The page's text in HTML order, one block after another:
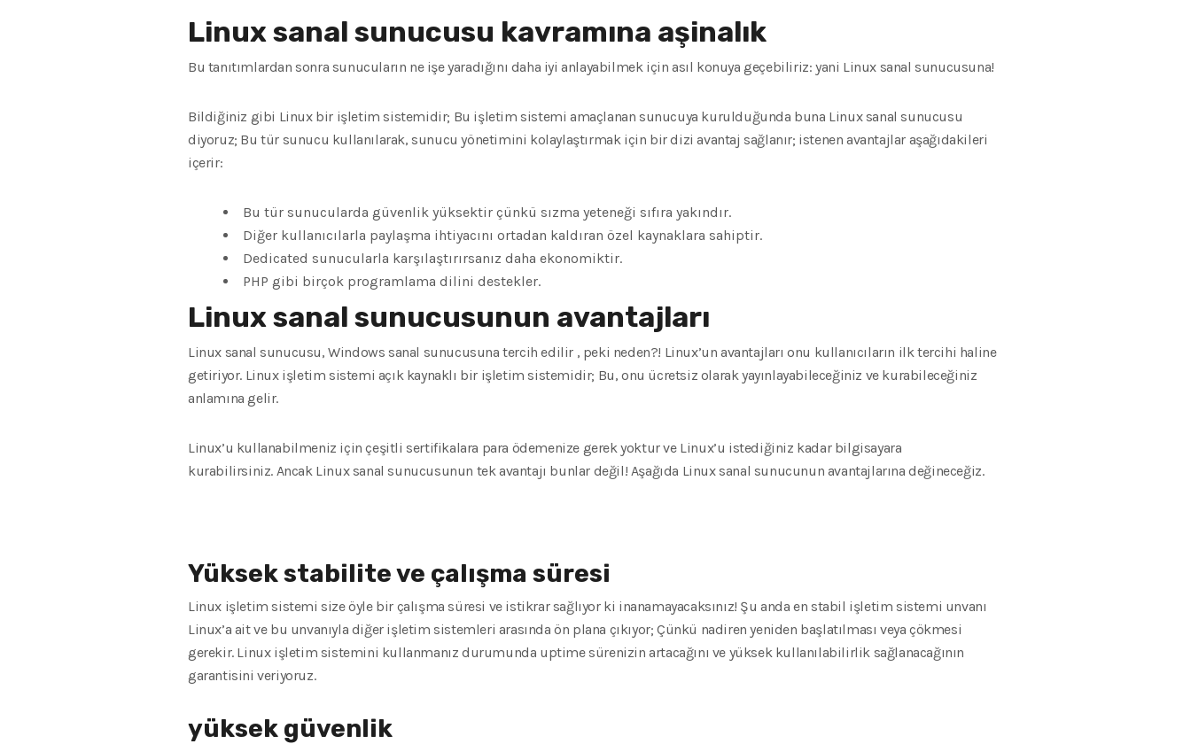
Linux sanal sunucusu kavramına aşinalık
Bu tanıtımlardan sonra sunucuların ne işe yaradığını daha iyi anlayabilmek için asıl konuya geçebiliriz: yani Linux sanal sunucusuna!
Bildiğiniz gibi Linux bir işletim sistemidir; Bu işletim sistemi amaçlanan sunucuya kurulduğunda buna Linux sanal sunucusu
diyoruz; Bu tür sunucu kullanılarak, sunucu yönetimini kolaylaştırmak için bir dizi avantaj sağlanır; istenen avantajlar aşağıdakileri
içerir:
Bu tür sunucularda güvenlik yüksektir çünkü sızma yeteneği sıfıra yakındır.
Diğer kullanıcılarla paylaşma ihtiyacını ortadan kaldıran özel kaynaklara sahiptir.
Dedicated sunucularla karşılaştırırsanız daha ekonomiktir.
PHP gibi birçok programlama dilini destekler.
Linux sanal sunucusunun avantajları
Linux sanal sunucusu, Windows sanal sunucusuna tercih edilir , peki neden?! Linux’un avantajları onu kullanıcıların ilk tercihi haline
getiriyor. Linux işletim sistemi açık kaynaklı bir işletim sistemidir; Bu, onu ücretsiz olarak yayınlayabileceğiniz ve kurabileceğiniz
anlamına gelir.
Linux’u kullanabilmeniz için çeşitli sertifikalara para ödemenize gerek yoktur ve Linux’u istediğiniz kadar bilgisayara
kurabilirsiniz. Ancak Linux sanal sunucusunun tek avantajı bunlar değil! Aşağıda Linux sanal sunucunun avantajlarına değineceğiz.
Yüksek stabilite ve çalışma süresi
Linux işletim sistemi size öyle bir çalışma süresi ve istikrar sağlıyor ki inanamayacaksınız! Şu anda en stabil işletim sistemi unvanı
Linux’a ait ve bu unvanıyla diğer işletim sistemleri arasında ön plana çıkıyor; Çünkü nadiren yeniden başlatılması veya çökmesi
gerekir. Linux işletim sistemini kullanmanız durumunda uptime sürenizin artacağını ve yüksek kullanılabilirlik sağlanacağının
garantisini veriyoruz.
yüksek güvenlik